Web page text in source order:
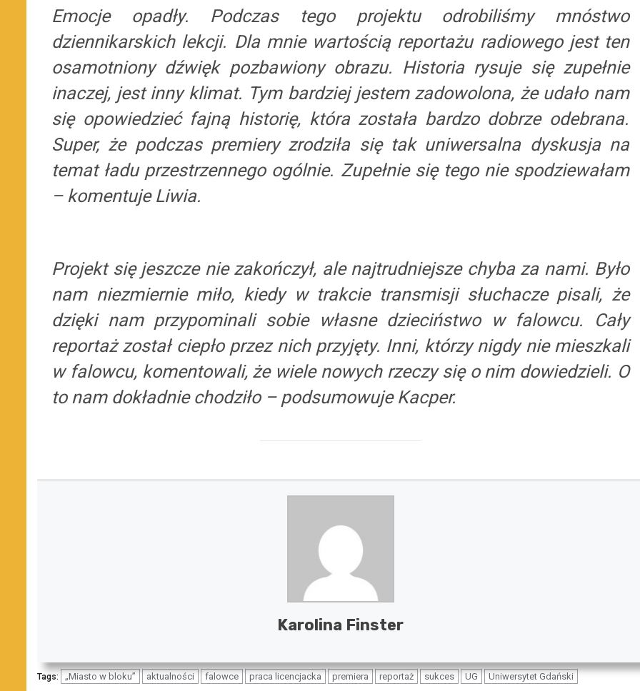
Emocje opadły. Podczas tego projektu odrobiliśmy mnóstwo
dziennikarskich lekcji. Dla mnie wartością reportażu radiowego jest ten
osamotniony dźwięk pozbawiony obrazu. Historia rysuje się zupełnie
inaczej, jest inny klimat. Tym bardziej jestem zadowolona, że udało nam
się opowiedzieć fajną historię, która została bardzo dobrze odebrana.
Super, że podczas premiery zrodziła się tak uniwersalna dyskusja na
temat ładu przestrzennego ogólnie. Zupełnie się tego nie spodziewałam
– komentuje Liwia.
Projekt się jeszcze nie zakończył, ale najtrudniejsze chyba za nami. Było
nam niezmiernie miło, kiedy w trakcie transmisji słuchacze pisali, że
dzięki nam przypominali sobie własne dzieciństwo w falowcu. Cały
reportaż został ciepło przez nich przyjęty. Inni, którzy nigdy nie mieszkali
w falowcu, komentowali, że wiele nowych rzeczy się o nim dowiedzieli. O
to nam dokładnie chodziło – podsumowuje Kacper.
Karolina Finster
Tags: „Miasto w bloku” aktualności falowce praca licencjacka premiera reportaż sukces UG Uniwersytet Gdański